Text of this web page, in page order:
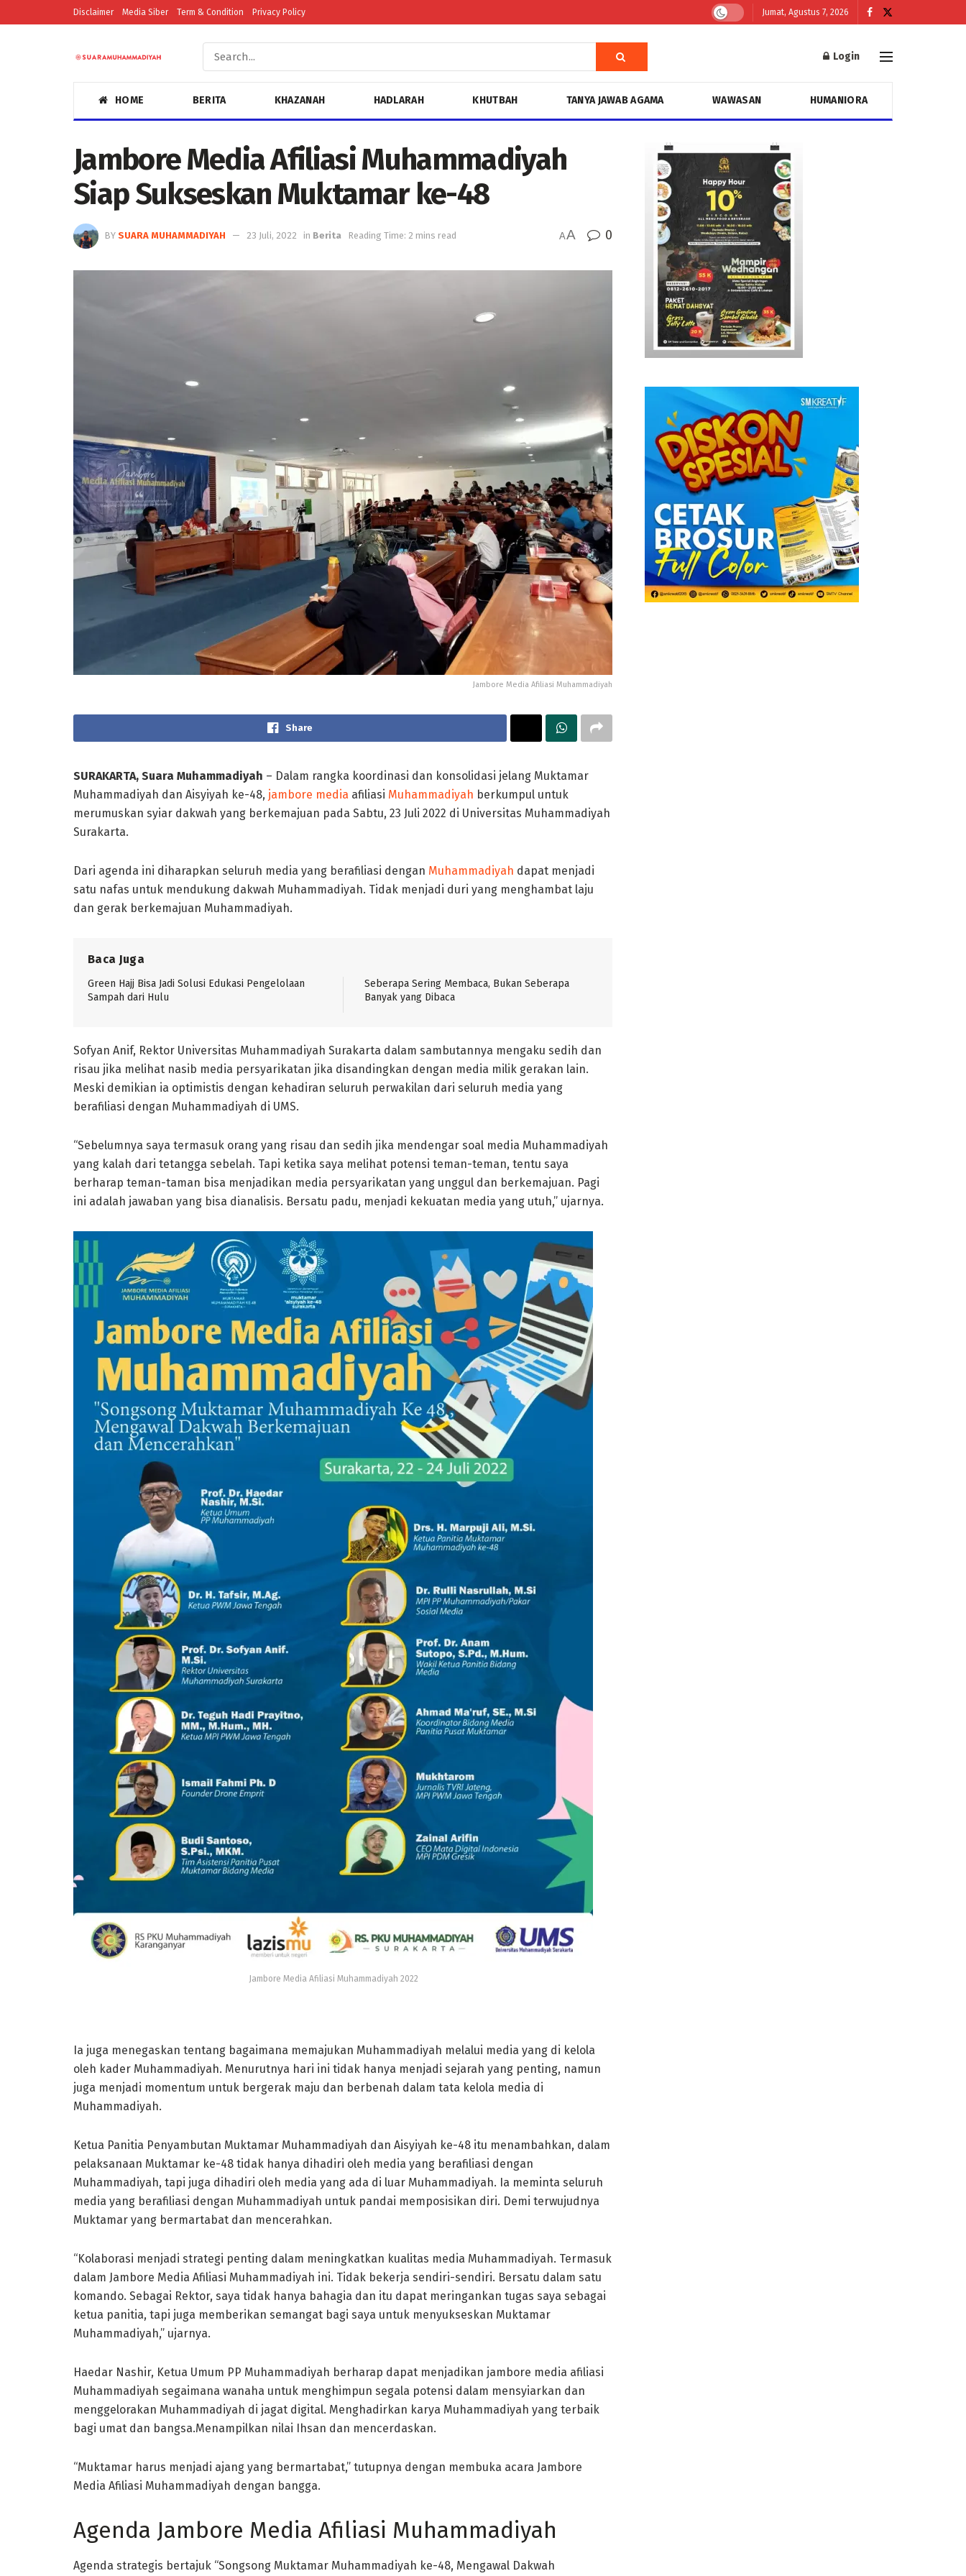
Disclaimer Media Siber Term & Condition Privacy Policy Jumat, Agustus 7, 2026
Login
HOME BERITA KHAZANAH HADLARAH KHUTBAH TANYA JAWAB AGAMA WAWASAN HUMANIORA
Jambore Media Afiliasi Muhammadiyah
Siap Sukseskan Muktamar ke-48
BY SUARA MUHAMMADIYAH 23 Juli, 2022 in Berita Reading Time: 2 mins read AA 0
Jambore Media Afiliasi Muhammadiyah
Share
SURAKARTA, Suara Muhammadiyah – Dalam rangka koordinasi dan konsolidasi jelang Muktamar
Muhammadiyah dan Aisyiyah ke-48, jambore media afiliasi Muhammadiyah berkumpul untuk
merumuskan syiar dakwah yang berkemajuan pada Sabtu, 23 Juli 2022 di Universitas Muhammadiyah
Surakarta.
Dari agenda ini diharapkan seluruh media yang berafiliasi dengan Muhammadiyah dapat menjadi
satu nafas untuk mendukung dakwah Muhammadiyah. Tidak menjadi duri yang menghambat laju
dan gerak berkemajuan Muhammadiyah.
Baca Juga
Green Hajj Bisa Jadi Solusi Edukasi Pengelolaan
Sampah dari Hulu
Seberapa Sering Membaca, Bukan Seberapa
Banyak yang Dibaca
Sofyan Anif, Rektor Universitas Muhammadiyah Surakarta dalam sambutannya mengaku sedih dan
risau jika melihat nasib media persyarikatan jika disandingkan dengan media milik gerakan lain.
Meski demikian ia optimistis dengan kehadiran seluruh perwakilan dari seluruh media yang
berafiliasi dengan Muhammadiyah di UMS.
“Sebelumnya saya termasuk orang yang risau dan sedih jika mendengar soal media Muhammadiyah
yang kalah dari tetangga sebelah. Tapi ketika saya melihat potensi teman-teman, tentu saya
berharap teman-taman bisa menjadikan media persyarikatan yang unggul dan berkemajuan. Pagi
ini adalah jawaban yang bisa dianalisis. Bersatu padu, menjadi kekuatan media yang utuh,” ujarnya.
Jambore Media Afiliasi Muhammadiyah 2022
Ia juga menegaskan tentang bagaimana memajukan Muhammadiyah melalui media yang di kelola
oleh kader Muhammadiyah. Menurutnya hari ini tidak hanya menjadi sejarah yang penting, namun
juga menjadi momentum untuk bergerak maju dan berbenah dalam tata kelola media di
Muhammadiyah.
Ketua Panitia Penyambutan Muktamar Muhammadiyah dan Aisyiyah ke-48 itu menambahkan, dalam
pelaksanaan Muktamar ke-48 tidak hanya dihadiri oleh media yang berafiliasi dengan
Muhammadiyah, tapi juga dihadiri oleh media yang ada di luar Muhammadiyah. Ia meminta seluruh
media yang berafiliasi dengan Muhammadiyah untuk pandai memposisikan diri. Demi terwujudnya
Muktamar yang bermartabat dan mencerahkan.
“Kolaborasi menjadi strategi penting dalam meningkatkan kualitas media Muhammadiyah. Termasuk
dalam Jambore Media Afiliasi Muhammadiyah ini. Tidak bekerja sendiri-sendiri. Bersatu dalam satu
komando. Sebagai Rektor, saya tidak hanya bahagia dan itu dapat meringankan tugas saya sebagai
ketua panitia, tapi juga memberikan semangat bagi saya untuk menyukseskan Muktamar
Muhammadiyah,” ujarnya.
Haedar Nashir, Ketua Umum PP Muhammadiyah berharap dapat menjadikan jambore media afiliasi
Muhammadiyah segaimana wanaha untuk menghimpun segala potensi dalam mensyiarkan dan
menggelorakan Muhammadiyah di jagat digital. Menghadirkan karya Muhammadiyah yang terbaik
bagi umat dan bangsa.Menampilkan nilai Ihsan dan mencerdaskan.
“Muktamar harus menjadi ajang yang bermartabat,” tutupnya dengan membuka acara Jambore
Media Afiliasi Muhammadiyah dengan bangga.
Agenda Jambore Media Afiliasi Muhammadiyah
Agenda strategis bertajuk “Songsong Muktamar Muhammadiyah ke-48, Mengawal Dakwah